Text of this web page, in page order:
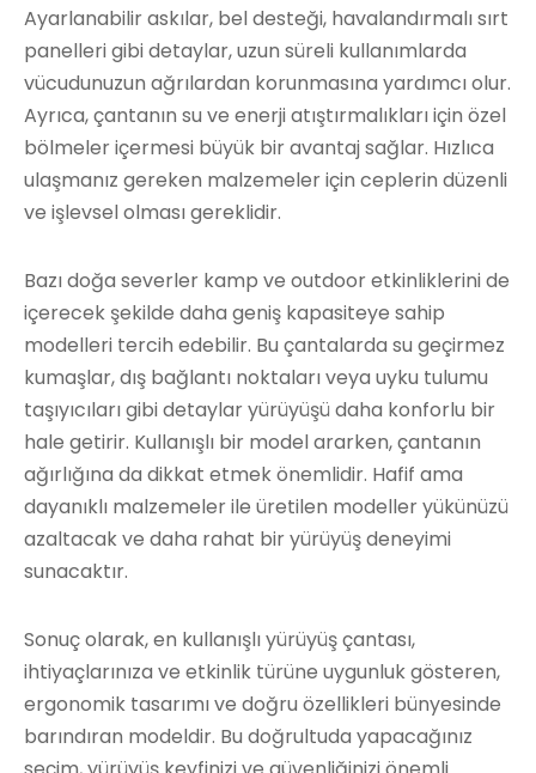
Ayarlanabilir askılar, bel desteği, havalandırmalı sırt
panelleri gibi detaylar, uzun süreli kullanımlarda
vücudunuzun ağrılardan korunmasına yardımcı olur.
Ayrıca, çantanın su ve enerji atıştırmalıkları için özel
bölmeler içermesi büyük bir avantaj sağlar. Hızlıca
ulaşmanız gereken malzemeler için ceplerin düzenli
ve işlevsel olması gereklidir.
Bazı doğa severler kamp ve outdoor etkinliklerini de
içerecek şekilde daha geniş kapasiteye sahip
modelleri tercih edebilir. Bu çantalarda su geçirmez
kumaşlar, dış bağlantı noktaları veya uyku tulumu
taşıyıcıları gibi detaylar yürüyüşü daha konforlu bir
hale getirir. Kullanışlı bir model ararken, çantanın
ağırlığına da dikkat etmek önemlidir. Hafif ama
dayanıklı malzemeler ile üretilen modeller yükünüzü
azaltacak ve daha rahat bir yürüyüş deneyimi
sunacaktır.
Sonuç olarak, en kullanışlı yürüyüş çantası,
ihtiyaçlarınıza ve etkinlik türüne uygunluk gösteren,
ergonomik tasarımı ve doğru özellikleri bünyesinde
barındıran modeldir. Bu doğrultuda yapacağınız